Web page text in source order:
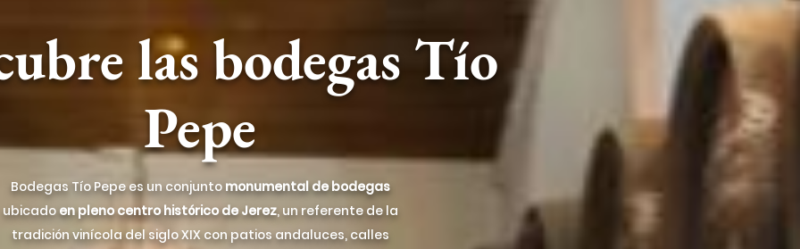
las bodegas Tío
Pepe
Bodegas Tío Pepe es un conjunto monumental de bodegas
ubicadoen pleno centro histórico de Jerez, un referente de la
tradición vinícola del siglo XIX con patios andaluces, calles